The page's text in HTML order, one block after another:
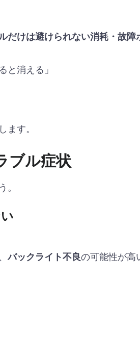
だけは避けられない消耗・故障
と消える」
ます。
ブル症状
バックライト不良の可能性が高